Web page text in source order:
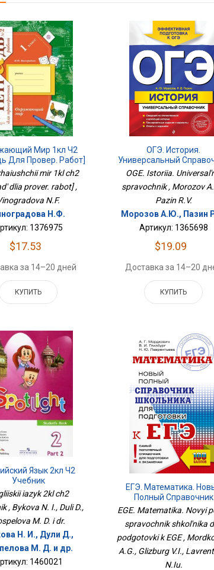
Мир 1кл Ч2
Для Провер. Работ]
mir 1kl ch2
dlia prover. rabot] ,
N.F.
Н.Ф.
1376975
$17.53
за 14–20 дней
КУПИТЬ
ОГЭ. История.
Универсальный
OGE. Istoriia.
spravochnik , Morozov
Pazin R.V.
Морозов А.Ю., Пазин
Артикул: 1365698
$19.09
Доставка за 14–20
КУПИТЬ
Язык 2кл Ч2
Учебник
iazyk 2kl ch2
, Bykova N. I., Duli D.,
M. D. i dr.
Н. И., Дули Д.,
М. Д. и др.
1460021
ЕГЭ. Математика.
Полный Справочник
Школьника Для
EGE. Matematika. Novyi
spravochnik shkol'nika
podgotovki k EGE ,
A.G., Glizburg V.I.,
N.Iu.